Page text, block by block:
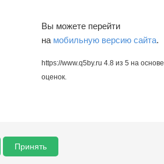
Вы можете перейти
на мобильную версию сайта.
https://www.q5by.ru 4.8 из 5 на основе
оценок.
Принять